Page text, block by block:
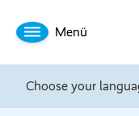
Menü
Choose your